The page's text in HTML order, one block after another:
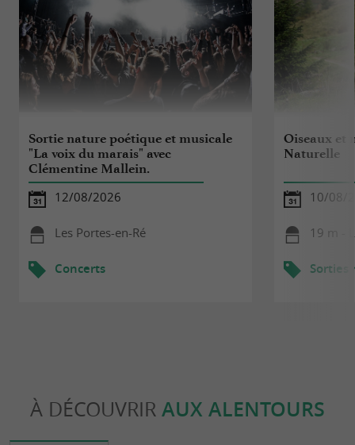
Sortie nature poétique et musicale
"La voix du marais" avec
Clémentine Mallein.
12/08/2026
Les Portes-en-Ré
Concerts
Oiseaux et
Naturelle
10/08/
19 m -
Sorties
À DÉCOUVRIR AUX ALENTOURS